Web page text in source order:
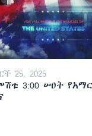
25, 2025
3:00 ሠዐት